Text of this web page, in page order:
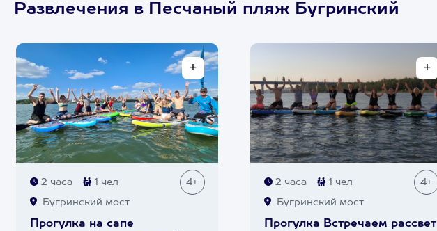
Развлечения в Песчаный пляж Бугринский
2 часа 1 чел 4+
Бугринский мост
Прогулка на сапе
2 часа 1 чел 4+
Бугринский мост
Прогулка Встречаем рассвет